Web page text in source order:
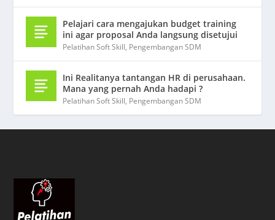
Pelajari cara mengajukan budget training
ini agar proposal Anda langsung disetujui
Pelatihan Soft Skill, Pengembangan SDM
Ini Realitanya tantangan HR di perusahaan.
Mana yang pernah Anda hadapi ?
Pelatihan Soft Skill, Pengembangan SDM